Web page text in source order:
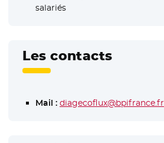
salariés
Les contacts
Mail : diagecoflux@bpifrance.fr